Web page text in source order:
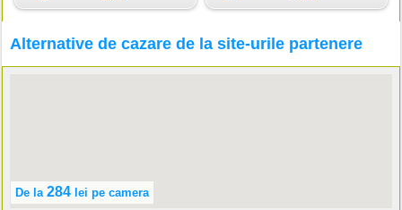
Alternative de cazare de la site-urile partenere
De la 284 lei pe camera